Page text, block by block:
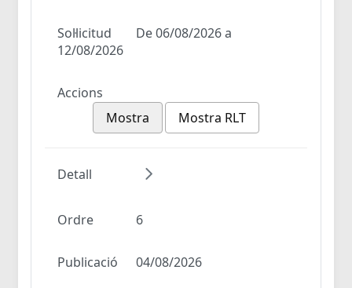
Sol·licitud
De 06/08/2026 a
12/08/2026
Accions
Mostra
Mostra RLT
Detall
Ordre 6
Publicació 04/08/2026